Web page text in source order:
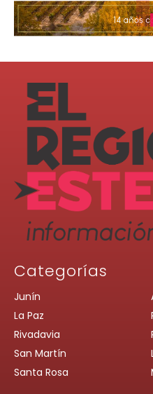
Categorías
Junín
La Paz
Rivadavia
San Martín
Santa Rosa